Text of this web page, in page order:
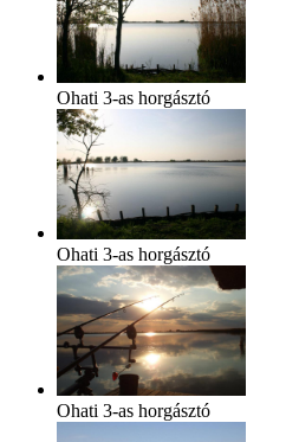
Ohati 3-as horgásztó
Ohati 3-as horgásztó
Ohati 3-as horgásztó